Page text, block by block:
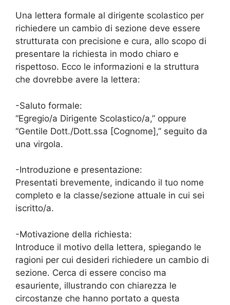
Una lettera formale al dirigente scolastico per
richiedere un cambio di sezione deve essere
strutturata con precisione e cura, allo scopo di
presentare la richiesta in modo chiaro e
rispettoso. Ecco le informazioni e la struttura
che dovrebbe avere la lettera:
-Saluto formale:
“Egregio/a Dirigente Scolastico/a,” oppure
“Gentile Dott./Dott.ssa [Cognome],” seguito da
una virgola.
-Introduzione e presentazione:
Presentati brevemente, indicando il tuo nome
completo e la classe/sezione attuale in cui sei
iscritto/a.
-Motivazione della richiesta:
Introduce il motivo della lettera, spiegando le
ragioni per cui desideri richiedere un cambio di
sezione. Cerca di essere conciso ma
esauriente, illustrando con chiarezza le
circostanze che hanno portato a questa